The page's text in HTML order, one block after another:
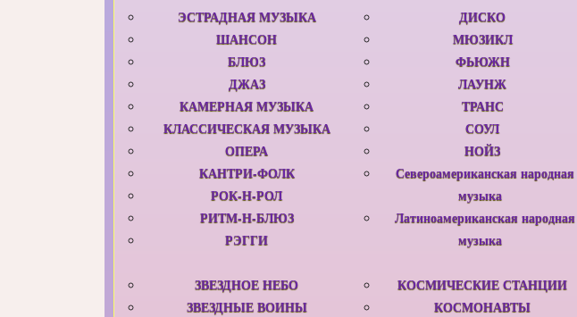
ЭСТРАДНАЯ МУЗЫКА
ШАНСОН
БЛЮЗ
ДЖАЗ
КАМЕРНАЯ МУЗЫКА
КЛАССИЧЕСКАЯ МУЗЫКА
ОПЕРА
КАНТРИ-ФОЛК
РОК-Н-РОЛ
РИТМ-Н-БЛЮЗ
РЭГГИ
ДИСКО
МЮЗИКЛ
ФЬЮЖН
ЛАУНЖ
ТРАНС
СОУЛ
НОЙЗ
Североамериканская народная
музыка
Латиноамериканская народная
музыка
ЗВЕЗДНОЕ НЕБО
ЗВЕЗДНЫЕ ВОИНЫ
КОСМИЧЕСКИЕ СТАНЦИИ
КОСМОНАВТЫ